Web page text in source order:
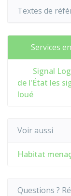
Textes de
Services
Signal
de l'État les
loué
Voir aussi
Habitat
Questions ?